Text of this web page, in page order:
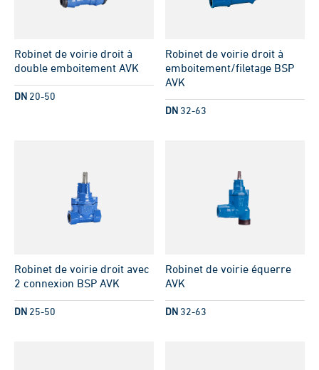
Robinet de voirie droit à
double emboitement AVK
DN 20-50
Robinet de voirie droit à
emboitement/filetage BSP
AVK
DN 32-63
Robinet de voirie droit avec
2 connexion BSP AVK
DN 25-50
Robinet de voirie équerre
AVK
DN 32-63